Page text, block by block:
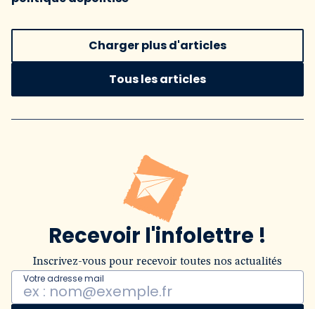
Charger plus d'articles
Tous les articles
Recevoir l'infolettre !
Inscrivez-vous pour recevoir toutes nos actualités
Votre adresse mail